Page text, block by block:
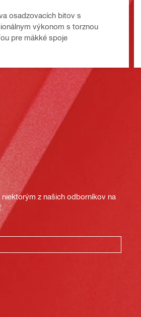
osadzovacích bitov s
výkonom s torznou
pre mäkké spoje
z našich odborníkov na